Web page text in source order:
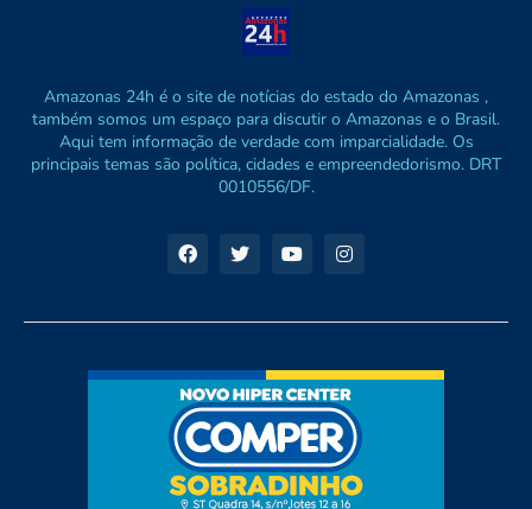
Amazonas 24h é o site de notícias do estado do Amazonas ,
também somos um espaço para discutir o Amazonas e o Brasil.
Aqui tem informação de verdade com imparcialidade. Os
principais temas são política, cidades e empreendedorismo. DRT
0010556/DF.